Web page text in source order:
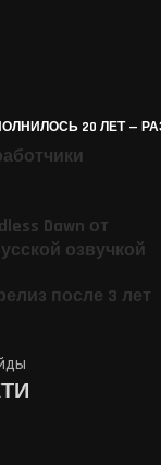
20 ЛЕТ —
Dawn от
озвучкой
после 3 лет